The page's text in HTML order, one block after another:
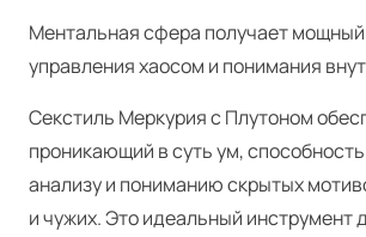
Ментальная сфера получает
управления хаосом и понимания
Секстиль Меркурия с Плутоном
проникающий в суть ум,
анализу и пониманию скрытых
и чужих. Это идеальный инструмент